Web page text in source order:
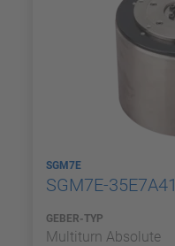
SGM7E
SGM7E-35E7A41
GEBER-TYP
Multiturn Absolute